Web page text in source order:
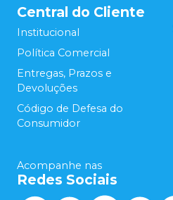
Central do Cliente
Institucional
Política Comercial
Entregas, Prazos e
Devoluções
Código de Defesa do
Consumidor
Acompanhe nas
Redes Sociais